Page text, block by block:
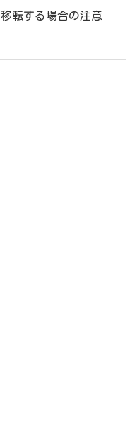
転する場合の注意